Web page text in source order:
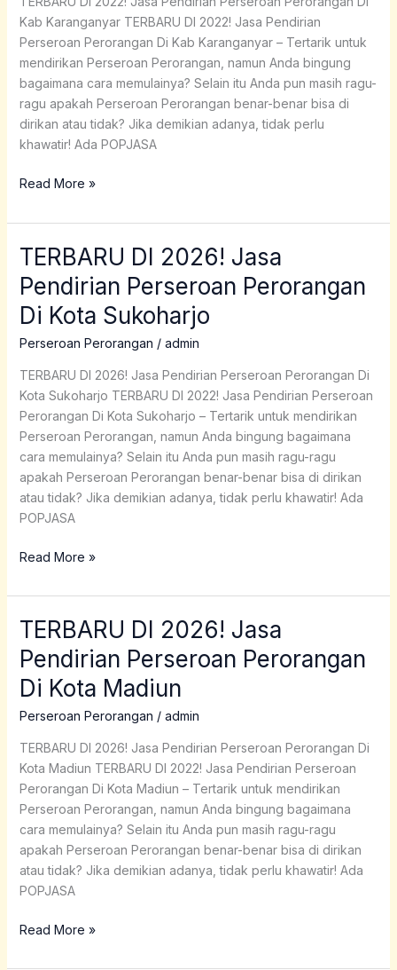
Kab Karanganyar TERBARU DI 2022! Jasa Pendirian
Perseroan Perorangan Di Kab Karanganyar – Tertarik untuk
mendirikan Perseroan Perorangan, namun Anda bingung
bagaimana cara memulainya? Selain itu Anda pun masih ragu-
ragu apakah Perseroan Perorangan benar-benar bisa di
dirikan atau tidak? Jika demikian adanya, tidak perlu
khawatir! Ada POPJASA
Di
Kab
Karanganyar
Read More »
TERBARU DI 2026! Jasa
Pendirian Perseroan Perorangan
Di Kota Sukoharjo
Perseroan Perorangan / admin
TERBARU DI 2026! Jasa Pendirian Perseroan Perorangan Di
Kota Sukoharjo TERBARU DI 2022! Jasa Pendirian Perseroan
Perorangan Di Kota Sukoharjo – Tertarik untuk mendirikan
Perseroan Perorangan, namun Anda bingung bagaimana
cara memulainya? Selain itu Anda pun masih ragu-ragu
apakah Perseroan Perorangan benar-benar bisa di dirikan
atau tidak? Jika demikian adanya, tidak perlu khawatir! Ada
POPJASA
TERBARU
2026!
Jasa
Perorangan
Di
Kota
Sukoharjo
Read More »
TERBARU DI 2026! Jasa
Pendirian Perseroan Perorangan
Di Kota Madiun
Perseroan Perorangan / admin
TERBARU DI 2026! Jasa Pendirian Perseroan Perorangan Di
Kota Madiun TERBARU DI 2022! Jasa Pendirian Perseroan
Perorangan Di Kota Madiun – Tertarik untuk mendirikan
Perseroan Perorangan, namun Anda bingung bagaimana
cara memulainya? Selain itu Anda pun masih ragu-ragu
apakah Perseroan Perorangan benar-benar bisa di dirikan
atau tidak? Jika demikian adanya, tidak perlu khawatir! Ada
POPJASA
TERBARU
2026!
Jasa
Perorangan
Di
Kota
Madiun
Read More »